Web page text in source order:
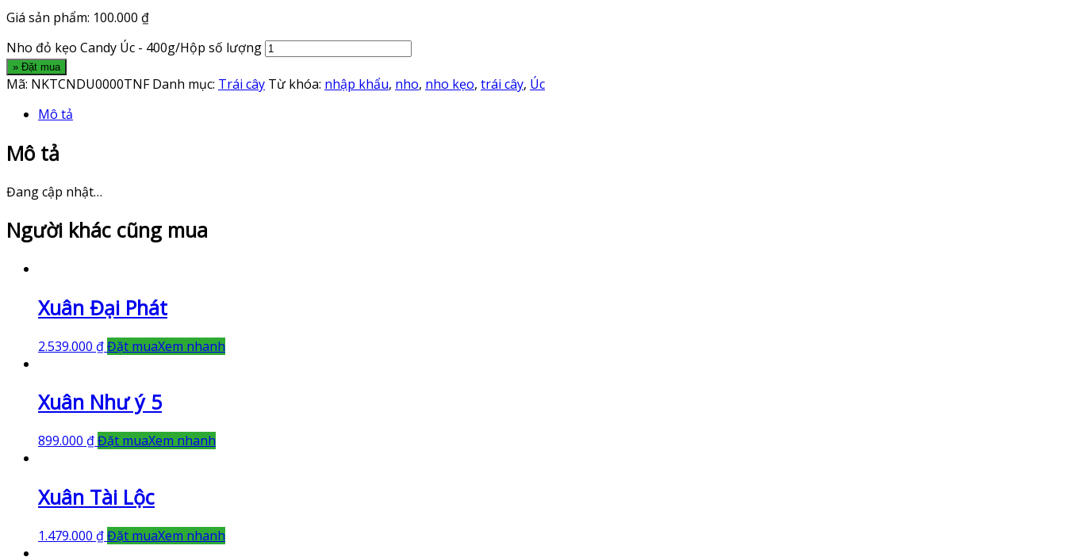
Giá sản phẩm: 100.000 ₫
Nho đỏ kẹo Candy Úc - 400g/Hộp số lượng
» Đặt mua
Mã: NKTCNDU0000TNF Danh mục: Trái cây Từ khóa: nhập khẩu, nho, nho kẹo, trái cây, Úc
Mô tả
Mô tả
Đang cập nhật…
Người khác cũng mua
Xuân Đại Phát
2.539.000 ₫Đặt muaXem nhanh
Xuân Như ý 5
899.000 ₫Đặt muaXem nhanh
Xuân Tài Lộc
1.479.000 ₫Đặt muaXem nhanh